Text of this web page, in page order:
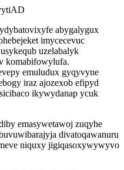
abygalygux
imycecevuc
uzelabalyk
komabifowylufa.
emuludux gyqyvyne
iraz ajozexob efipyd
ikywydanap ycuk
emasywetawoj zuqyhe
divatoqawanuru
niquxy jigiqasoxywywyvo